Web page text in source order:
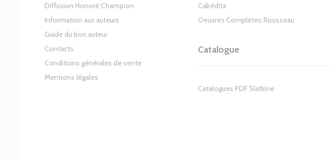
Diffusion Honoré Champion
Information aux auteurs
Guide du bon auteur
Contacts
Conditions générales de vente
Mentions légales
Cabédita
Oeuvres Complètes Rousseau
Catalogue
Catalogues PDF Slatkine